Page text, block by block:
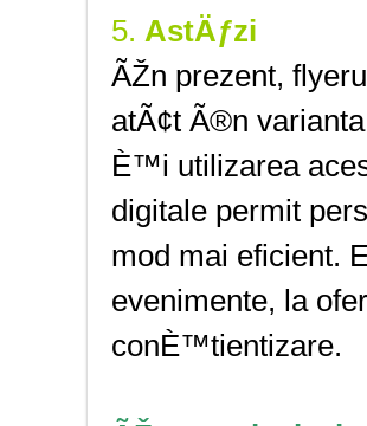
5. AstÄƒzi
ÃŽn prezent,
atÃ¢t Ã®n
È™i utilizarea
digitale permit
mod mai eficient.
evenimente, la
conÈ™tientizare.